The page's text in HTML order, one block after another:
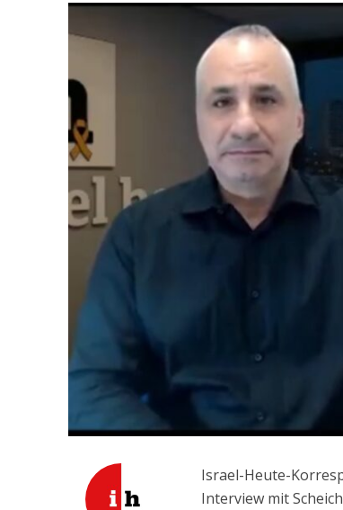
Israel-Heute-
Interview mit Scheich